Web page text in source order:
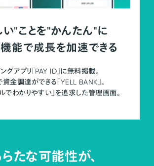
い"ことを"かんたん"に
能で成長を加速できる
グアプリ「PAY ID」に無料掲載。
金調達ができる「YELL BANK」。
ルでわかりやすい」を追求した管理画面。
たな可能性が、